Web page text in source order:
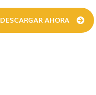
DESCARGAR AHORA